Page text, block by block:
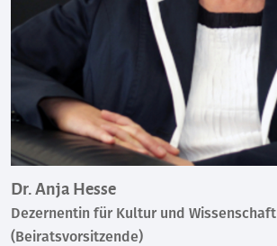
Dr. Anja Hesse
Dezernentin für Kultur und Wissenschaft
(Beiratsvorsitzende)